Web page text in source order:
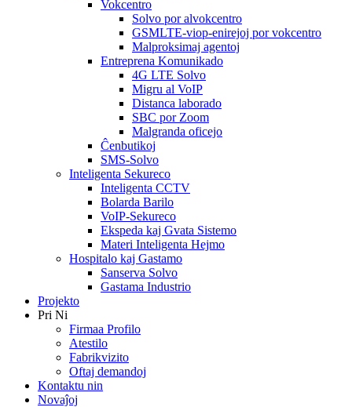
Vokcentro
Solvo por alvokcentro
GSMLTE-viop-enirejoj por vokcentro
Malproksimaj agentoj
Entreprena Komunikado
4G LTE Solvo
Migru al VoIP
Distanca laborado
SBC por Zoom
Malgranda oficejo
Ĉenbutikoj
SMS-Solvo
Inteligenta Sekureco
Inteligenta CCTV
Bolarda Barilo
VoIP-Sekureco
Ekspeda kaj Gvata Sistemo
Materi Inteligenta Hejmo
Hospitalo kaj Gastamo
Sanserva Solvo
Gastama Industrio
Projekto
Pri Ni
Firmaa Profilo
Atestilo
Fabrikvizito
Oftaj demandoj
Kontaktu nin
Novaĵoj